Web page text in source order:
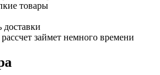
товары
доставки
займет немного времени